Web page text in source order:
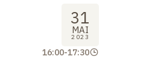
31
MAI
2023
16:00-17:30